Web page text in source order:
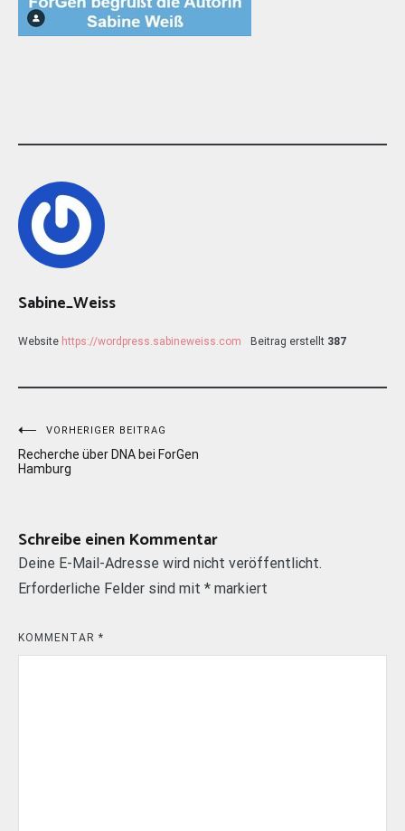
Sabine_Weiss
Website https://wordpress.sabineweiss.com Beitrag erstellt 387
Beitragsnavigation
VORHERIGER BEITRAG
Recherche über DNA bei ForGen
Hamburg
Schreibe einen Kommentar
Deine E-Mail-Adresse wird nicht veröffentlicht.
Erforderliche Felder sind mit * markiert
KOMMENTAR *